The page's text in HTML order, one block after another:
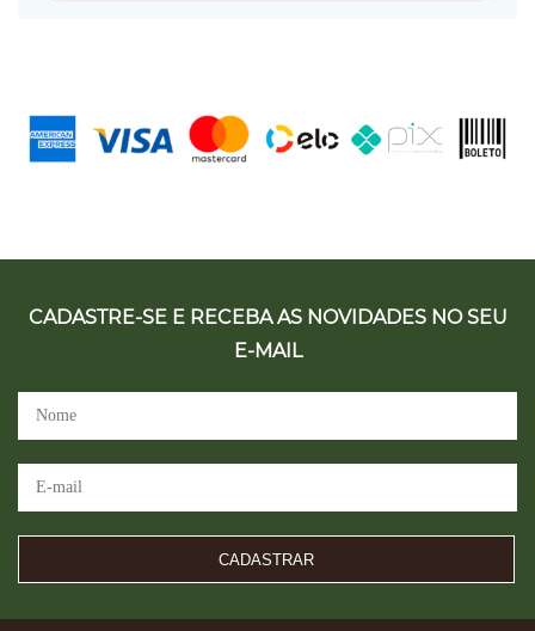
CADASTRE-SE E RECEBA AS NOVIDADES NO SEU
E-MAIL
CADASTRAR